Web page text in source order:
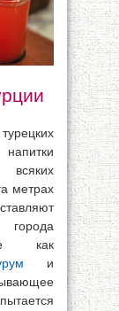
метрах
как
и